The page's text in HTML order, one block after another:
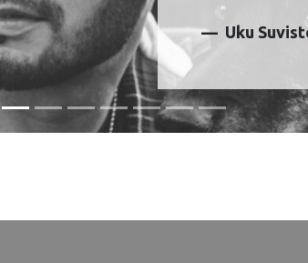
Uku